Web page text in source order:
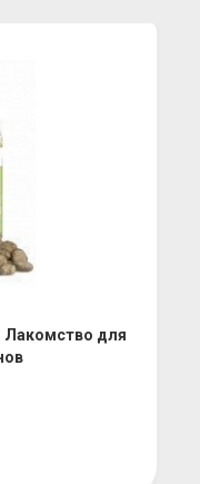
Лакомство для